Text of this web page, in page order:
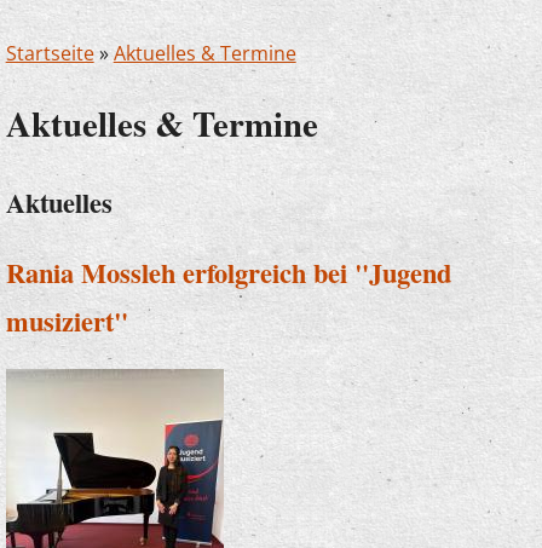
Startseite»Aktuelles & Termine
Aktuelles & Termine
Aktuelles
Rania Mossleh erfolgreich bei "Jugend
musiziert"